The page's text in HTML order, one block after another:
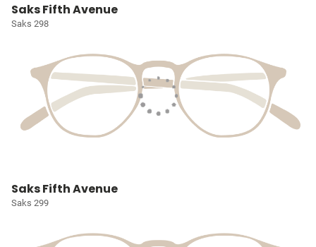
Saks Fifth Avenue
Saks 298
Saks Fifth Avenue
Saks 299